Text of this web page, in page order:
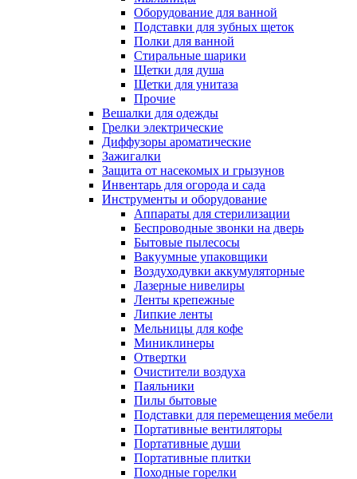
Оборудование для ванной
Подставки для зубных щеток
Полки для ванной
Стиральные шарики
Щетки для душа
Щетки для унитаза
Прочие
Вешалки для одежды
Грелки электрические
Диффузоры ароматические
Зажигалки
Защита от насекомых и грызунов
Инвентарь для огорода и сада
Инструменты и оборудование
Аппараты для стерилизации
Беспроводные звонки на дверь
Бытовые пылесосы
Вакуумные упаковщики
Воздуходувки аккумуляторные
Лазерные нивелиры
Ленты крепежные
Липкие ленты
Мельницы для кофе
Миниклинеры
Отвертки
Очистители воздуха
Паяльники
Пилы бытовые
Подставки для перемещения мебели
Портативные вентиляторы
Портативные души
Портативные плитки
Походные горелки